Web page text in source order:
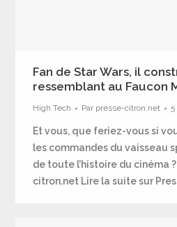
Fan de Star Wars, il
ressemblant au Faucon
High Tech Par presse-citron.net 5
Et vous, que feriez-vous si
les commandes du vaisseau
de toute l’histoire du cinéma
citron.net Lire la suite sur